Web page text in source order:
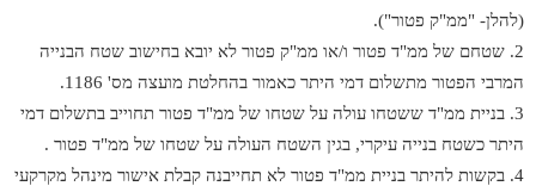
(להלן- "ממ"ק פטור").
2. שטחם של ממ"ד פטור ו/או ממ"ק פטור לא יובא בחישוב שטח הבנייה
המרבי הפטור מתשלום דמי היתר כאמור בהחלטת מועצה מס' 1186.
3. בניית ממ"ד ששטחו עולה על שטחו של ממ"ד פטור תחוייב בתשלום דמי
היתר כשטח בנייה עיקרי, בגין השטח העולה על שטחו של ממ"ד פטור .
4. בקשות להיתר בניית ממ"ד פטור לא תחייבנה קבלת אישור מינהל מקרקעי